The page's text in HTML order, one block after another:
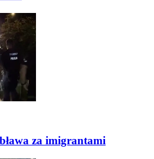
za imigrantami